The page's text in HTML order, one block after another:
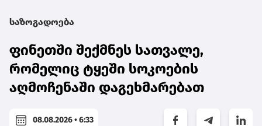
საზოგადოება
ფინეთში შექმნეს სათვალე,
რომელიც ტყეში სოკოების
აღმოჩენაში დაგეხმარებათ
08.08.2026 • 6:33